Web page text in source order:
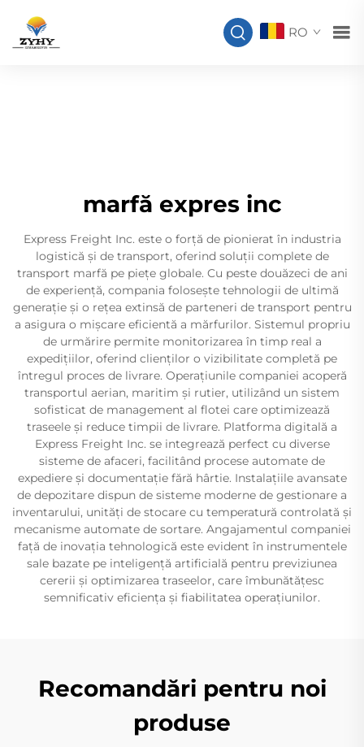
RO
marfă expres inc
Express Freight Inc. este o forță de pionierat în industria
logistică și de transport, oferind soluții complete de
transport marfă pe piețe globale. Cu peste douăzeci de ani
de experiență, compania folosește tehnologii de ultimă
generație și o rețea extinsă de parteneri de transport pentru
a asigura o mișcare eficientă a mărfurilor. Sistemul propriu
de urmărire permite monitorizarea în timp real a
expedițiilor, oferind clienților o vizibilitate completă pe
întregul proces de livrare. Operațiunile companiei acoperă
transportul aerian, maritim și rutier, utilizând un sistem
sofisticat de management al flotei care optimizează
traseele și reduce timpii de livrare. Platforma digitală a
Express Freight Inc. se integrează perfect cu diverse
sisteme de afaceri, facilitând procese automate de
expediere și documentație fără hârtie. Instalațiile avansate
de depozitare dispun de sisteme moderne de gestionare a
inventarului, unități de stocare cu temperatură controlată și
mecanisme automate de sortare. Angajamentul companiei
față de inovația tehnologică este evident în instrumentele
sale bazate pe inteligență artificială pentru previziunea
cererii și optimizarea traseelor, care îmbunătățesc
semnificativ eficiența și fiabilitatea operațiunilor.
Recomandări pentru noi
produse